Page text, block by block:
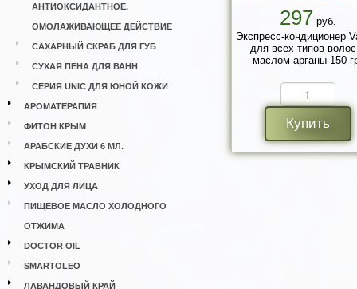
АНТИОКСИДАНТНОЕ,
ОМОЛАЖИВАЮЩЕЕ ДЕЙСТВИЕ
САХАРНЫЙ СКРАБ ДЛЯ ГУБ
СУХАЯ ПЕНА ДЛЯ ВАНН
СЕРИЯ UNIC ДЛЯ ЮНОЙ КОЖИ
АРОМАТЕРАПИЯ
ФИТОН КРЫМ
АРАБСКИЕ ДУХИ 6 МЛ.
КРЫМСКИЙ ТРАВНИК
УХОД ДЛЯ ЛИЦА
ПИЩЕВОЕ МАСЛО ХОЛОДНОГО
ОТЖИМА
DOCTOR OIL
SMARTOLEO
ЛАВАНДОВЫЙ КРАЙ
297 руб.
Экспресс-кондиционер
для всех типов
маслом арганы 150
Купить